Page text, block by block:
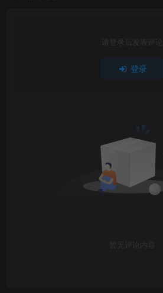
请登录后发表评论
登录
暂无评论内容